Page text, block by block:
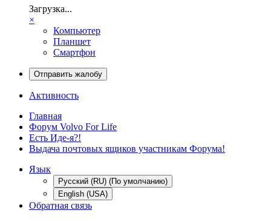
Загрузка...
×
Компьютер
Планшет
Смартфон
Отправить жалобу
Активность
Главная
Форум Volvo For Life
Есть Иде-я?!
Выдача почтовых ящиков участникам Форума!
Язык
Русский (RU) (По умолчанию)
English (USA)
Обратная связь